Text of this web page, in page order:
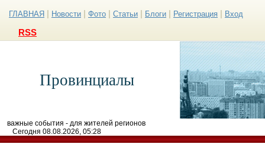
ГЛАВНАЯ Новости Фото Статьи Блоги Регистрация Вход
RSS
Провинциалы
важные события - для жителей регионов
Сегодня 08.08.2026, 05:28